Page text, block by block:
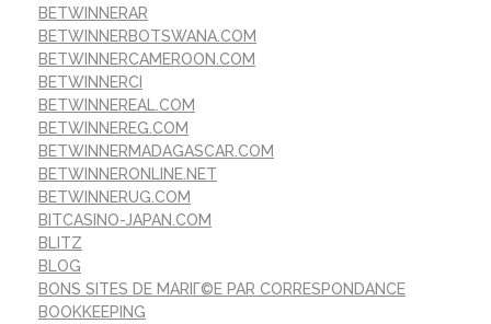
BETWINNERAR
BETWINNERBOTSWANA.COM
BETWINNERCAMEROON.COM
BETWINNERCI
BETWINNEREAL.COM
BETWINNEREG.COM
BETWINNERMADAGASCAR.COM
BETWINNERONLINE.NET
BETWINNERUG.COM
BITCASINO-JAPAN.COM
BLITZ
BLOG
BONS SITES DE MARIГ©E PAR CORRESPONDANCE
BOOKKEEPING